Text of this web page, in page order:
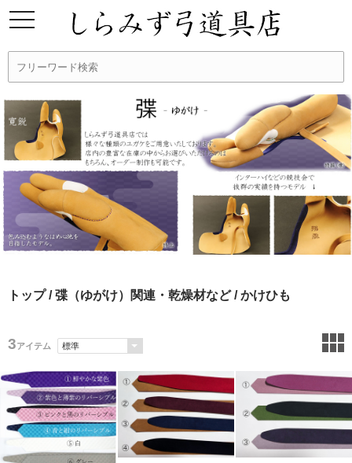
トップ/弽（ゆがけ）関連・乾燥材など/ かけひも
3アイテム